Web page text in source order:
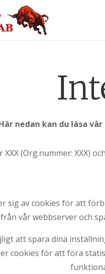
nedan kan du läsa
(Org.nummer: XXX)
sig av cookies för att
vår webbserver och
att spara dina
cookies för att föra